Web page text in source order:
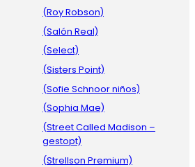
(Roy Robson)
(Salón Real)
(Select)
(Sisters Point)
(Sofie Schnoor niños)
(Sophia Mae)
(Street Called Madison –
gestopt)
(Strellson Premium)